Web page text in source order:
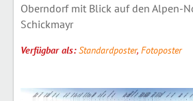
Oberndorf mit Blick auf den Alpen-
Schickmayr
Verfügbar als:Standardposter, Fotoposter